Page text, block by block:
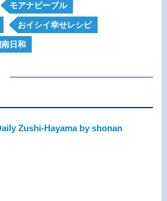
モアナピープル
おイシイ幸せレシピ
日和
Zushi-Hayama by shonan